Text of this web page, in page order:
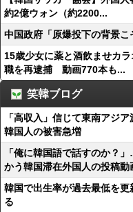
約2億ウォン（約2200...
中国政府「原爆投下の背景
15歳少女に薬と酒飲ませカ
職を再逮捕 動画770本も...
笑韓ブログ
「高収入」信じて東南アジ
韓国人の被害急増
「俺に韓国語で話すのか？
かう韓国滞在外国人の投稿動
韓国で出生率が過去最低を
る